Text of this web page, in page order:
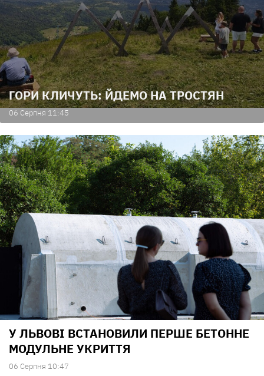
ГОРИ КЛИЧУТЬ: ЙДЕМО НА ТРОСТЯН
06 Серпня 11:45
У ЛЬВОВІ ВСТАНОВИЛИ ПЕРШЕ БЕТОННЕ
МОДУЛЬНЕ УКРИТТЯ
06 Серпня 10:47